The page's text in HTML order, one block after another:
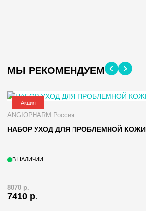
МЫ РЕКОМЕНДУЕМ
Акция
ANGIOPHARM Россия
НАБОР УХОД ДЛЯ ПРОБЛЕМНОЙ КОЖИ
В НАЛИЧИИ
7410 р.
8070 р.